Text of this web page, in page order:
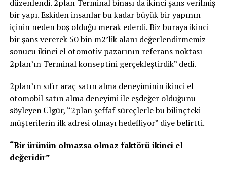
düzenlendi. 2plan Terminal binası da ikinci şans verilmiş
bir yapı. Eskiden insanlar bu kadar büyük bir yapının
içinin neden boş olduğu merak ederdi. Biz buraya ikinci
bir şans vererek 50 bin m2’lik alanı değerlendirmemiz
sonucu ikinci el otomotiv pazarının referans noktası
2plan’ın Terminal konseptini gerçekleştirdik” dedi.
2plan’ın sıfır araç satın alma deneyiminin ikinci el
otomobil satın alma deneyimi ile eşdeğer olduğunu
söyleyen Ülgür, “2plan şeffaf süreçlerle bu bilinçteki
müşterilerin ilk adresi olmayı hedefliyor” diye belirtti.
“Bir ürünün olmazsa olmaz faktörü ikinci el
değeridir”